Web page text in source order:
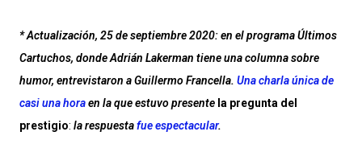
* Actualización, 25 de septiembre 2020: en el programa Últimos
Cartuchos, donde Adrián Lakerman tiene una columna sobre
humor, entrevistaron a Guillermo Francella. Una charla única de
casi una horaen la que estuvo presente la pregunta del
prestigio: la respuestafue espectacular.